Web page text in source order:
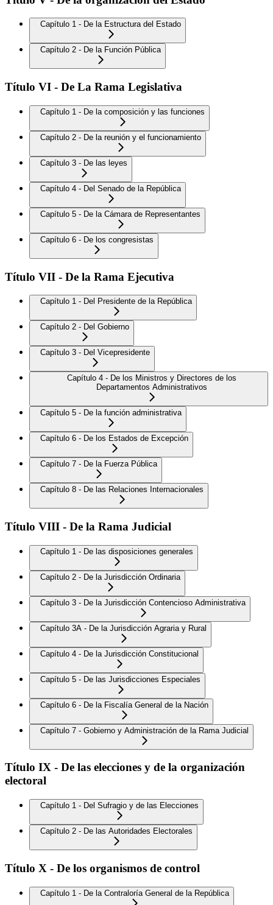
Capítulo 1 - De la Estructura del Estado
Capítulo 2 - De la Función Pública
Título VI - De La Rama Legislativa
Capítulo 1 - De la composición y las funciones
Capítulo 2 - De la reunión y el funcionamiento
Capítulo 3 - De las leyes
Capítulo 4 - Del Senado de la República
Capítulo 5 - De la Cámara de Representantes
Capítulo 6 - De los congresistas
Título VII - De la Rama Ejecutiva
Capítulo 1 - Del Presidente de la República
Capítulo 2 - Del Gobierno
Capítulo 3 - Del Vicepresidente
Capítulo 4 - De los Ministros y Directores de los
Departamentos Administrativos
Capítulo 5 - De la función administrativa
Capítulo 6 - De los Estados de Excepción
Capítulo 7 - De la Fuerza Pública
Capítulo 8 - De las Relaciones Internacionales
Título VIII - De la Rama Judicial
Capítulo 1 - De las disposiciones generales
Capítulo 2 - De la Jurisdicción Ordinaria
Capítulo 3 - De la Jurisdicción Contencioso Administrativa
Capítulo 3A - De la Jurisdicción Agraria y Rural
Capítulo 4 - De la Jurisdicción Constitucional
Capítulo 5 - De las Jurisdicciones Especiales
Capítulo 6 - De la Fiscalía General de la Nación
Capítulo 7 - Gobierno y Administración de la Rama Judicial
Título IX - De las elecciones y de la organización
electoral
Capítulo 1 - Del Sufragio y de las Elecciones
Capítulo 2 - De las Autoridades Electorales
Título X - De los organismos de control
Capítulo 1 - De la Contraloría General de la República